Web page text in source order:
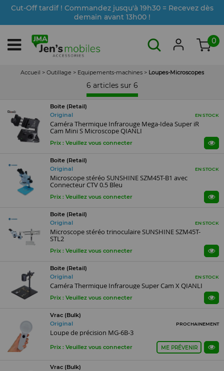
Cut-Off tardif ! Commandez jusqu'à 19h30 = Recevez dès
demain avant 13h00 !
0
Accueil > Outillage > Equipements-machines > Loupes-Microscopes
6 articles sur 6
Boite (Retail)
Original
EN STOCK
Caméra Thermique Infrarouge Mega-Idea Super iR
Cam Mini S Microscope QIANLI
Prix : Veuillez vous connecter
Boite (Retail)
Original
EN STOCK
Microscope stéréo SUNSHINE SZM45T-B1 avec
Connecteur CTV 0.5 Bleu
Prix : Veuillez vous connecter
Boite (Retail)
Original
EN STOCK
Microscope stéréo trinoculaire SUNSHINE SZM45T-
STL2
Prix : Veuillez vous connecter
Boite (Retail)
Original
EN STOCK
Caméra Thermique Infrarouge Super Cam X QIANLI
Prix : Veuillez vous connecter
Vrac (Bulk)
Original
PROCHAINEMENT
Loupe de précision MG-6B-3
Prix : Veuillez vous connecter ME PRÉVENIR
Vrac (Bulk)